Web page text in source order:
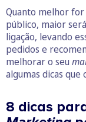
Quanto melhor for
público, maior
ligação, levando
pedidos e
melhorar o seu
algumas dicas que
8 dicas